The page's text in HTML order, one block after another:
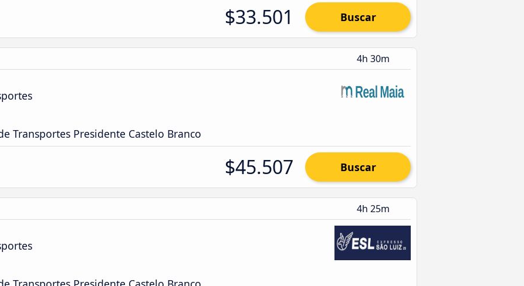
$33.501 Buscar
4h 30m
Transportes Presidente Castelo Branco
$45.507 Buscar
4h 25m